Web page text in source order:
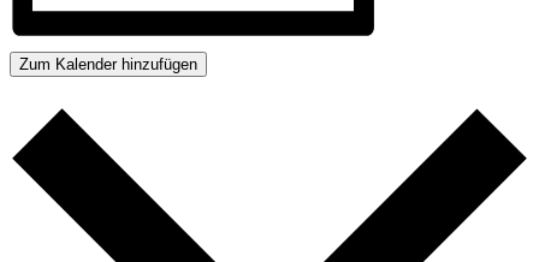
Zum Kalender hinzufügen